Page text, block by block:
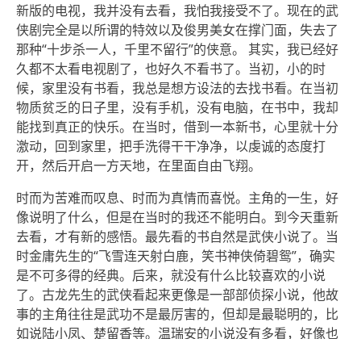
新版的电视，我并没有去看，我怕我接受不了。现在的武
侠剧完全是以所谓的特效以及俊男美女在撑门面，失去了
那种“十步杀一人，千里不留行”的侠意。 其实，我已经好
久都不太看电视剧了，也好久不看书了。当初，小的时
候，家里没有书看，我总是想方设法的去找书看。在当初
物质贫乏的日子里，没有手机，没有电脑，在书中，我却
能找到真正的快乐。在当时，借到一本新书，心里就十分
激动，回到家里，把手洗得干干净净，以虔诚的态度打
开，然后开启一方天地，在里面自由飞翔。
时而为苦难而叹息、时而为真情而喜悦。主角的一生，好
像说明了什么，但是在当时的我还不能明白。到今天重新
去看，才有新的感悟。最先看的书自然是武侠小说了。当
时金庸先生的“飞雪连天射白鹿，笑书神侠倚碧鸳”，确实
是不可多得的经典。后来，就没有什么比较喜欢的小说
了。古龙先生的武侠看起来更像是一部部侦探小说，他故
事的主角往往是武功不是最厉害的，但却是最聪明的，比
如说陆小凤、楚留香等。温瑞安的小说没有多看，好像也